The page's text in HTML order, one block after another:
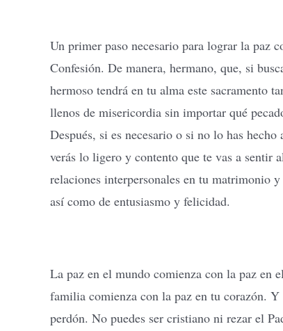
Un primer paso necesario para lograr la paz
Confesión. De manera, hermano, que, si
hermoso tendrá en tu alma este sacramento
llenos de misericordia sin importar qué
Después, si es necesario o si no lo has
verás lo ligero y contento que te vas a sentir
relaciones interpersonales en tu matrimonio
así como de entusiasmo y felicidad.
La paz en el mundo comienza con la paz
familia comienza con la paz en tu corazón.
perdón. No puedes ser cristiano ni rezar el